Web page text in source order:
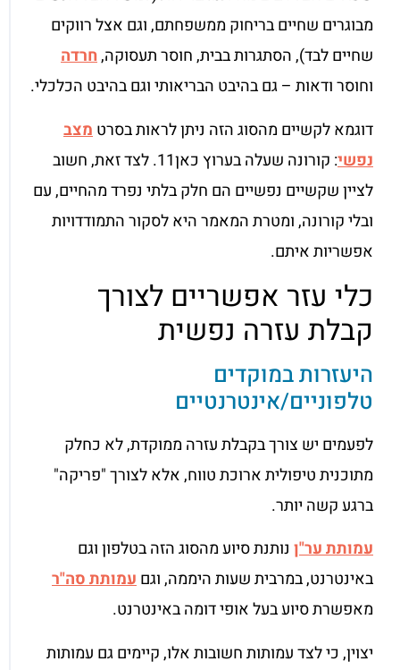
מבוגרים שחיים בריחוק ממשפחתם, וגם אצל רווקים
שחיים לבד), הסתגרות בבית, חוסר תעסוקה,חרדה
וחוסר ודאות – גם בהיבט הבריאותי וגם בהיבט הכלכלי.
דוגמא לקשיים מהסוג הזה ניתן לראות בסרטמצב
נפשי
: קורונה שעלה בערוץ כאן11. לצד זאת, חשוב
לציין שקשיים נפשיים הם חלק בלתי נפרד מהחיים, עם
ובלי קורונה, ומטרת המאמר היא לסקור התמודדויות
אפשריות איתם.
כלי עזר אפשריים לצורך
קבלת עזרה נפשית
היעזרות במוקדים
טלפוניים/אינטרנטיים
לפעמים יש צורך בקבלת עזרה ממוקדת, לא כחלק
מתוכנית טיפולית ארוכת טווח, אלא לצורך "פריקה"
ברגע קשה יותר.
עמותת ער"ן נותנת סיוע מהסוג הזה בטלפון וגם
באינטרנט, במרבית שעות היממה, וגםעמותת סה"ר
מאפשרת סיוע בעל אופי דומה באינטרנט.
יצוין, כי לצד עמותות חשובות אלו, קיימים גם עמותות